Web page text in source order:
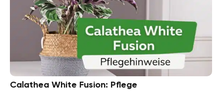
Calathea White Fusion: Pflege